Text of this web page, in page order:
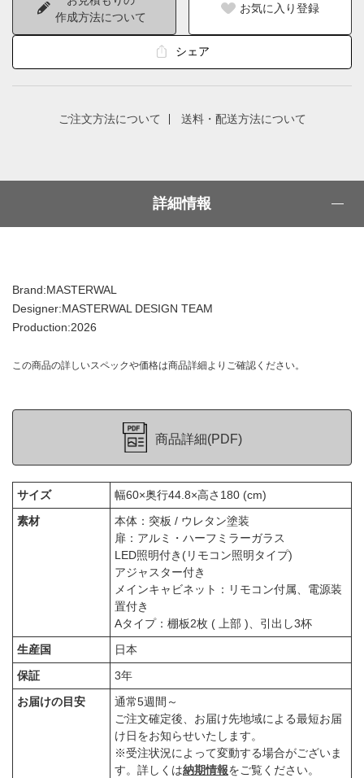
作成方法について
お気に入り登録
シェア
ご注文方法について 送料・配送方法について
詳細情報
Brand:MASTERWAL
Designer:MASTERWAL DESIGN TEAM
Production:2026
この商品の詳しいスペックや価格は商品詳細よりご確認ください。
商品詳細(PDF)
サイズ
幅60×奥行44.8×高さ180 (cm)
素材
本体：突板 / ウレタン塗装
扉：アルミ・ハーフミラーガラス
LED照明付き(リモコン照明タイプ)
アジャスター付き
メインキャビネット：リモコン付属、電源装
置付き
Aタイプ：棚板2枚 ( 上部 )、引出し3杯
生産国
日本
保証
3年
お届けの目安
通常5週間～
ご注文確定後、お届け先地域による最短お届
け日をお知らせいたします。
※受注状況によって変動する場合がございま
す。詳しくは納期情報をご覧ください。